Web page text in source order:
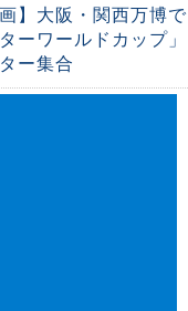
画】大阪・関西万博
ーワールドカップ
ー集合